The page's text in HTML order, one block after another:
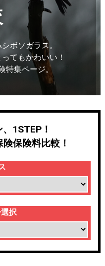
ボソガラス。
てもかわいい！
特集ページ。
1STEP！
保険料比較！
択